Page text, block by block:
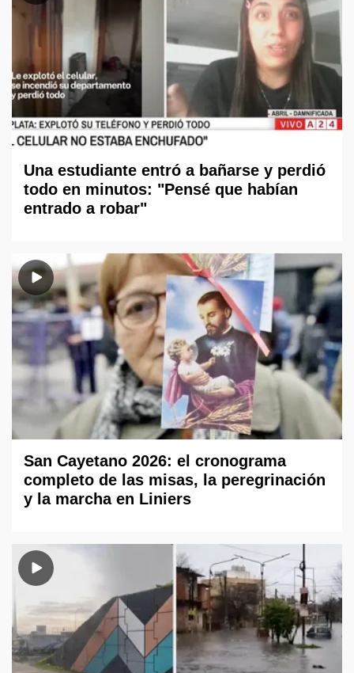
Una estudiante entró a bañarse y perdió
todo en minutos: "Pensé que habían
entrado a robar"
San Cayetano 2026: el cronograma
completo de las misas, la peregrinación
y la marcha en Liniers